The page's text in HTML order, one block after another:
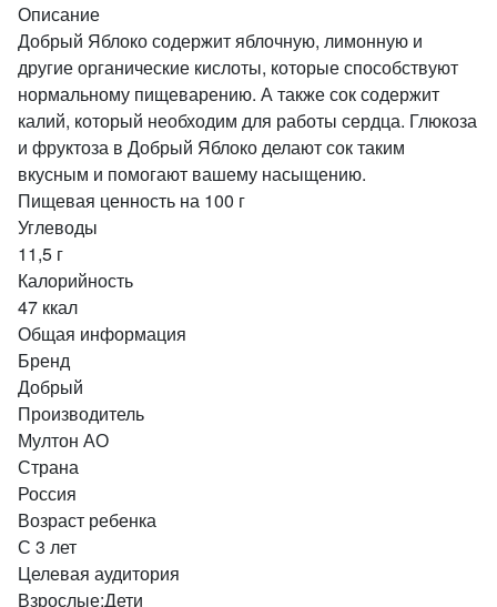
Описание
Добрый Яблоко содержит яблочную, лимонную и
другие органические кислоты, которые способствуют
нормальному пищеварению. А также сок содержит
калий, который необходим для работы сердца. Глюкоза
и фруктоза в Добрый Яблоко делают сок таким
вкусным и помогают вашему насыщению.
Пищевая ценность на 100 г
Углеводы
11,5 г
Калорийность
47 ккал
Общая информация
Бренд
Добрый
Производитель
Мултон АО
Страна
Россия
Возраст ребенка
С 3 лет
Целевая аудитория
Взрослые;Дети